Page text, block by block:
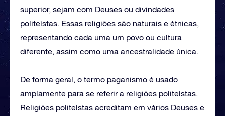
superior, sejam com Deuses ou divindades
politeístas. Essas religiões são naturais e étnicas,
representando cada uma um povo ou cultura
diferente, assim como uma ancestralidade única.
De forma geral, o termo paganismo é usado
amplamente para se referir a religiões politeístas.
Religiões politeístas acreditam em vários Deuses e